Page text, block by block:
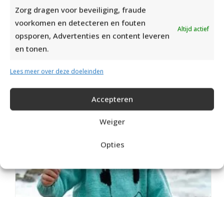
Zorg dragen voor beveiliging, fraude
voorkomen en detecteren en fouten
opsporen, Advertenties en content leveren
en tonen.
Altijd actief
Lees meer over deze doeleinden
Accepteren
Weiger
Opties
Katia Marathon
RECOMMENDED POSTS